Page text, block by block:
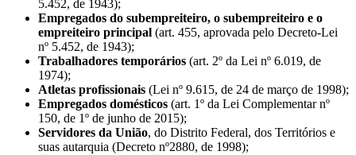
5.452, de 1943);
Empregados do subempreiteiro, o subempreiteiro e o
empreiteiro principal (art. 455, aprovada pelo Decreto-Lei
nº 5.452, de 1943);
Trabalhadores temporários (art. 2º da Lei nº 6.019, de
1974);
Atletas profissionais (Lei nº 9.615, de 24 de março de 1998);
Empregados domésticos (art. 1º da Lei Complementar nº
150, de 1º de junho de 2015);
Servidores da União, do Distrito Federal, dos Territórios e
suas autarquia (Decreto nº2880, de 1998);